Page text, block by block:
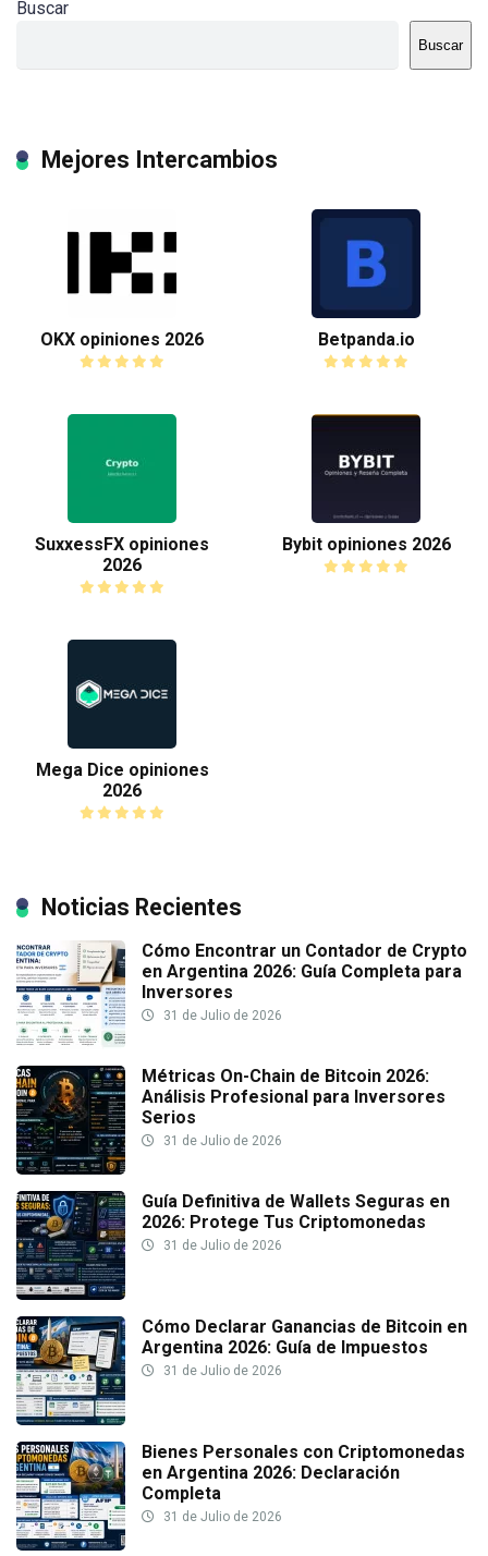
Buscar
Buscar
Mejores Intercambios
OKX opiniones 2026 Betpanda.io
SuxxessFX opiniones
2026
Bybit opiniones 2026
Mega Dice opiniones
2026
Noticias Recientes
Cómo Encontrar un Contador de Crypto
en Argentina 2026: Guía Completa para
Inversores
31 de Julio de 2026
Métricas On-Chain de Bitcoin 2026:
Análisis Profesional para Inversores
Serios
31 de Julio de 2026
Guía Definitiva de Wallets Seguras en
2026: Protege Tus Criptomonedas
31 de Julio de 2026
Cómo Declarar Ganancias de Bitcoin en
Argentina 2026: Guía de Impuestos
31 de Julio de 2026
Bienes Personales con Criptomonedas
en Argentina 2026: Declaración
Completa
31 de Julio de 2026